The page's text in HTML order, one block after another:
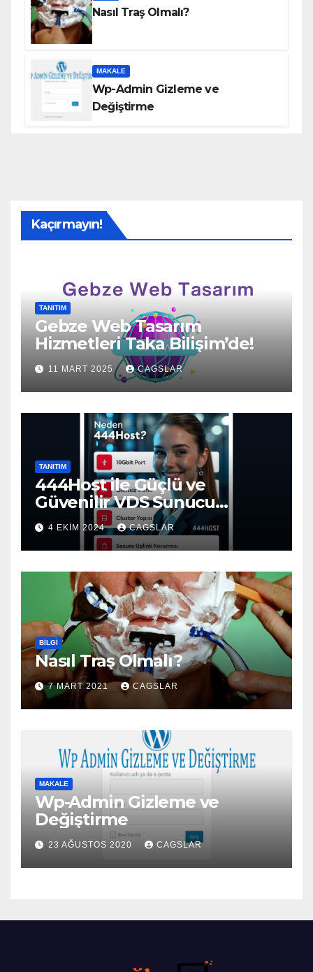
Nasıl Traş Olmalı?
MAKALE
Wp-Admin Gizleme ve
Değiştirme
Kaçırmayın!
TANITIM
Gebze Web Tasarım
Hizmetleri Taka Bilişim’de!
11 MART 2025 CAGSLAR
TANITIM
444Host ile Güçlü ve
Güvenilir VDS Sunucu
Çözümleri
4 EKIM 2024 CAGSLAR
BILGI
Nasıl Traş Olmalı?
7 MART 2021 CAGSLAR
MAKALE
Wp-Admin Gizleme ve
Değiştirme
23 AĞUSTOS 2020 CAGSLAR